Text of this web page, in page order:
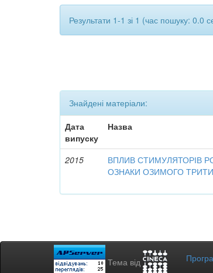
Результати 1-1 зі 1 (час пошуку: 0.0
Знайдені матеріали:
Дата
випуску
Назва
2015
ВПЛИВ СТИМУЛЯТОРІВ
ОЗНАКИ ОЗИМОГО
Тема від